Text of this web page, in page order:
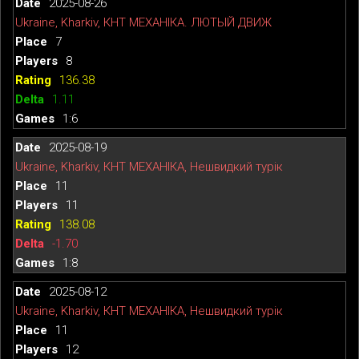
2025-08-26
Ukraine, Kharkiv, КНТ МЕХАНІКА. ЛЮТЫЙ ДВИЖ
7
8
136.38
1.11
1:6
2025-08-19
Ukraine, Kharkiv, КНТ МЕХАНІКА, Нешвидкий турік
11
11
138.08
-1.70
1:8
2025-08-12
Ukraine, Kharkiv, КНТ МЕХАНІКА, Нешвидкий турік
11
12